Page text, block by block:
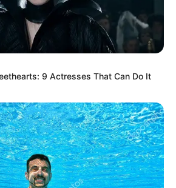
9 Actresses That Can Do It